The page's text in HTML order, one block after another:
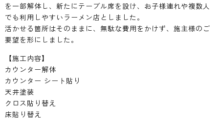
を一部解体し、新たにテーブル席を設け、お子様連れや複数人
でも利用しやすいラーメン店としました。
活かせる箇所はそのままに、無駄な費用をかけず、施主様のご
要望を形にしました。
【施工内容】
カウンター解体
カウンター シート貼り
天井塗装
クロス貼り替え
床貼り替え